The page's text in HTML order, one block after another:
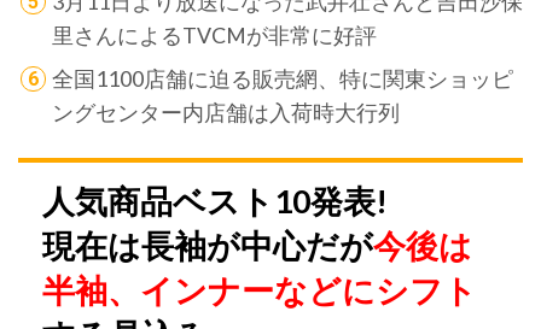
里さんによるTVCMが非常に好評
全国1100店舗に迫る販売網、特に関東ショッピ
ングセンター内店舗は入荷時大行列
人気商品ベスト10発表!
現在は長袖が中心だが今後は
半袖、インナーなどにシフト